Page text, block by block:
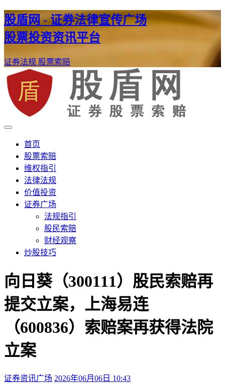
股盾网 - 证券法律宣传广场
股票投资资讯平台
证券法规 股票索赔
股盾网
证券股票维权网
首页
股票索赔
维权指引
法律法规
价值投资
证券广场
法规指引
股民索赔
财经观察
炒股技巧
向日葵（300111）股民索赔再
提交立案，上海易连
（600836）索赔案再获得法院
立案
证券资讯广场 2026年06月06日 10:43